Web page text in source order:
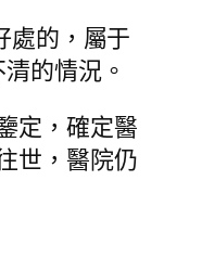
處的，屬于
的情況。
定，確定醫
世，醫院仍